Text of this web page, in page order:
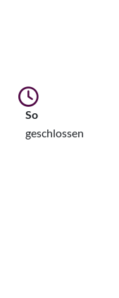
So
geschlossen